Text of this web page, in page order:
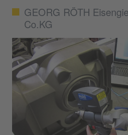
GEORG RÖTH
Co.KG